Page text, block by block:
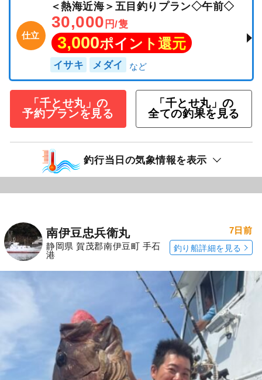
仕立
＜熱海近海＞五目釣りプラン◇午前◇
30,000 円/隻
3,000ポイント還元
イサキ メダイ
「千とせ丸」の
予約プランを見る
「千とせ丸」の
全ての釣果を見る
釣行当日の気象情報を表示
南伊豆忠兵衛丸
静岡県 賀茂郡南伊豆町 手石
港
7日前
釣り船詳細を見る